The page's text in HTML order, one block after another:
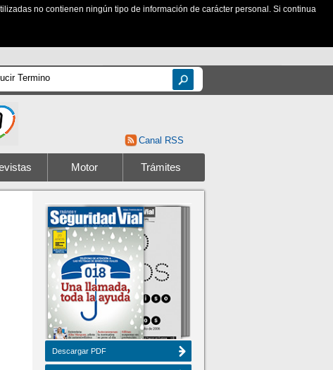
no contienen ningún tipo de información de carácter personal. Si continua
Canal RSS
Motor Trámites
Descargar PDF